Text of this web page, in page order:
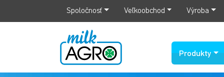
Spoločnosť Veľkoobchod Výroba
Produkty